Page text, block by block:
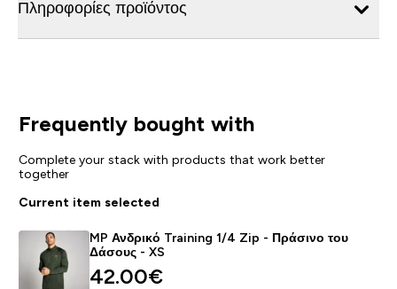
Πληροφορίες προϊόντος
Frequently bought with
Complete your stack with products that work better
together
Current item selected
MP Ανδρικό Training 1/4 Zip - Πράσινο του
Δάσους - XS
42.00€‎